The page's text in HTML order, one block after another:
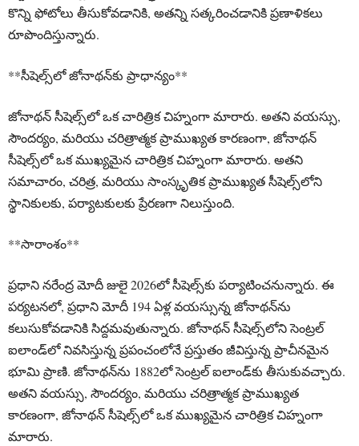
కొన్ని ఫోటోలు తీసుకోవ‌డానికి, అత‌న్ని స‌త్క‌రించ‌డానికి ప్ర‌ణాళిక‌లు
రూపొందిస్తున్నారు.
**సీషెల్స్‌లో జోనాథ‌న్‌కు ప్రాధాన్యం**
జోనాథ‌న్ సీషెల్స్‌లో ఒక చారిత్రిక చిహ్నంగా మారారు. అత‌ని వయస్సు,
సౌందర్యం, మరియు చరిత్రాత్మక ప్రాముఖ్యత కారణంగా, జోనాథ‌న్
సీషెల్స్‌లో ఒక ముఖ్యమైన చారిత్రిక చిహ్నంగా మారారు. అత‌ని
స‌మాచారం, చరిత్ర, మరియు సాంస్కృతిక ప్రాముఖ్యత సీషెల్స్‌లోని
స్థానికుల‌కు, పర్యాట‌కుల‌కు ప్రేర‌ణ‌గా నిలుస్తుంది.
**సారాంశం**
ప్ర‌ధాని న‌రేంద్ర మోదీ జులై 2026లో సీషెల్స్‌కు పర్యాటించ‌నున్నారు. ఈ
పర్యటనలో, ప్ర‌ధాని మోదీ 194 ఏళ్ల వయస్సున్న జోనాథ‌న్‌ను
కలుసుకోవ‌డానికి సిద్ద‌మవుతున్నారు. జోనాథ‌న్ సీషెల్స్‌లోని సెంట్రల్
ఐలాండ్‌లో నివ‌సిస్తున్న ప్రపంచంలోనే ప్ర‌స్తుతం జీవిస్తున్న ప్రాచీనమైన
భూమి ప్రాణి. జోనాథ‌న్‌ను 1882లో సెంట్రల్ ఐలాండ్‌కు తీసుకువ‌చ్చారు.
అత‌ని వయస్సు, సౌందర్యం, మరియు చరిత్రాత్మక ప్రాముఖ్యత
కారణంగా, జోనాథ‌న్ సీషెల్స్‌లో ఒక ముఖ్యమైన చారిత్రిక చిహ్నంగా
మారారు.